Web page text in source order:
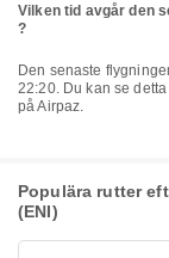
Vilken tid avgår den
?
Den senaste flygningen från El Nido Lio flygplats med Cebgo avgår kl.
22:20. Du kan se
på Airpaz.
Populära rutter
(ENI)